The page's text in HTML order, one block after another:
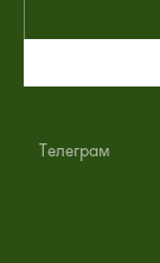
Телеграм